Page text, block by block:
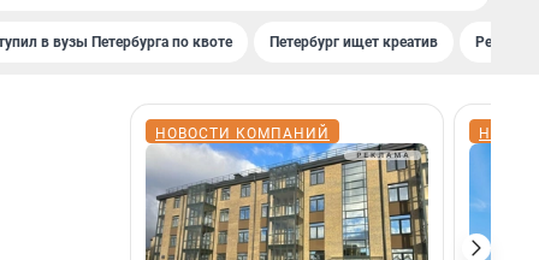
в вузы Петербурга по квоте Петербург ищет креатив
НОВОСТИ КОМПАНИЙ